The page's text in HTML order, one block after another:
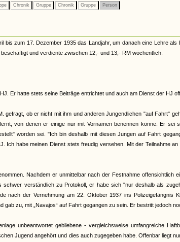
Chronik Gruppe Chronik Gruppe Person
bis zum 17. Dezember 1935 das Landjahr, um danach eine Lehre
und verdiente zwischen 12,- und 13,- RM wöchentlich.
Er hatte stets seine Beiträge entrichtet und auch am Dienst der HJ
gefragt, ob er nicht mit ihm und anderen Jungendlichen "auf Fahrt"
von denen er einige nur mit Vornamen benennen könne. Er sei
worden sei. "Ich bin deshalb mit diesen Jungen auf Fahrt
Ich habe meinen Dienst stets freudig versehen. Mit der Teilnahme
Nachdem er unmittelbar nach der Festnahme offensichtlich
verständlich zu Protokoll, er habe sich "nur deshalb als
nach der Vernehmung am 22. Oktober 1937 ins Polizeigefängnis
zu, mit „Navajos“ auf Fahrt gegangen zu sein. Er bestritt jedoch
unbeantwortet gebliebene - vergleichsweise umfangreiche
Jugend angehört und dies auch zugegeben habe. Offenbar liegt